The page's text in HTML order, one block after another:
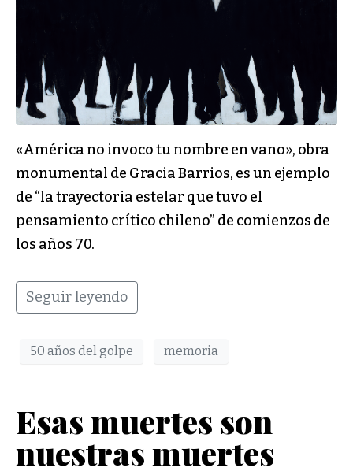
«América no invoco tu nombre en vano», obra
monumental de Gracia Barrios, es un ejemplo
de “la trayectoria estelar que tuvo el
pensamiento crítico chileno” de comienzos de
los años 70.
Seguir leyendo
50 años del golpe memoria
Esas muertes son
nuestras muertes